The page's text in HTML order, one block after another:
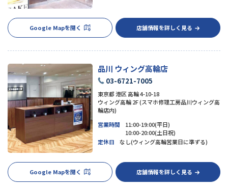
Google Mapを開く 店舗情報を詳しく見る
品川 ウィング高輪店
03-6721-7005
東京都 港区 高輪 4-10-18
ウィング高輪 2F (スマホ修理工房品川ウィング高
輪店内)
営業時間
11:00-19:00(平日)
10:00-20:00(土日祝)
定休日
なし(ウィング高輪営業日に準ずる)
Google Mapを開く 店舗情報を詳しく見る